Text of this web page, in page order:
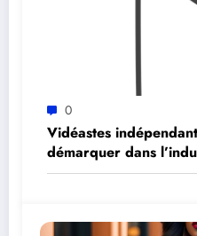
0
Vidéastes
démarquer dans